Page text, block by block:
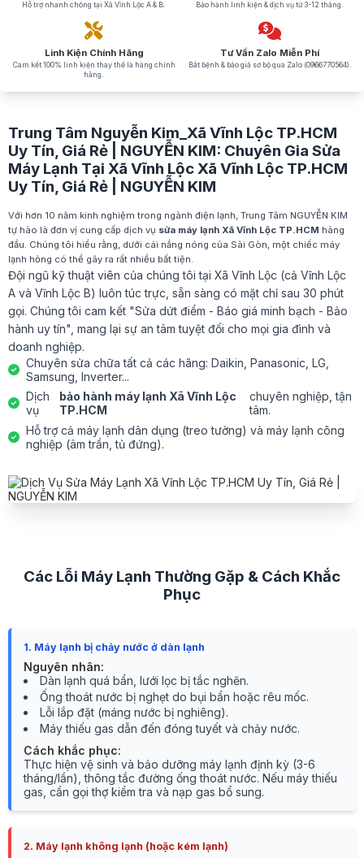
Hỗ trợ nhanh chóng tại Xã Vĩnh Lộc A & B. Bảo hành linh kiện & dịch vụ từ 3-12 tháng.
Linh Kiện Chính Hãng
Cam kết 100% linh kiện thay thế là hàng chính
hãng.
Tư Vấn Zalo Miễn Phí
Bắt bệnh & báo giá sơ bộ qua Zalo (0966770564).
Trung Tâm Nguyễn Kim_Xã Vĩnh Lộc TP.HCM
Uy Tín, Giá Rẻ | NGUYỄN KIM: Chuyên Gia Sửa
Máy Lạnh Tại Xã Vĩnh Lộc Xã Vĩnh Lộc TP.HCM
Uy Tín, Giá Rẻ | NGUYỄN KIM
Với hơn 10 năm kinh nghiệm trong ngành điện lạnh, Trung Tâm NGUYỄN KIM
tự hào là đơn vị cung cấp dịch vụ sửa máy lạnh Xã Vĩnh Lộc TP.HCM hàng
đầu. Chúng tôi hiểu rằng, dưới cái nắng nóng của Sài Gòn, một chiếc máy
lạnh hỏng có thể gây ra rất nhiều bất tiện.
Đội ngũ kỹ thuật viên của chúng tôi tại Xã Vĩnh Lộc (cả Vĩnh Lộc
A và Vĩnh Lộc B) luôn túc trực, sẵn sàng có mặt chỉ sau 30 phút
gọi. Chúng tôi cam kết "Sửa dứt điểm - Báo giá minh bạch - Bảo
hành uy tín", mang lại sự an tâm tuyệt đối cho mọi gia đình và
doanh nghiệp.
Chuyên sửa chữa tất cả các hãng: Daikin, Panasonic, LG,
Samsung, Inverter...
Dịch
vụ
bảo hành máy lạnh Xã Vĩnh Lộc
TP.HCM
chuyên nghiệp, tận
tâm.
Hỗ trợ cả máy lạnh dân dụng (treo tường) và máy lạnh công
nghiệp (âm trần, tủ đứng).
Các Lỗi Máy Lạnh Thường Gặp & Cách Khắc
Phục
1. Máy lạnh bị chảy nước ở dàn lạnh
Nguyên nhân:
Dàn lạnh quá bẩn, lưới lọc bị tắc nghẽn.
Ống thoát nước bị nghẹt do bụi bẩn hoặc rêu mốc.
Lỗi lắp đặt (máng nước bị nghiêng).
Máy thiếu gas dẫn đến đóng tuyết và chảy nước.
Cách khắc phục:
Thực hiện vệ sinh và bảo dưỡng máy lạnh định kỳ (3-6
tháng/lần), thông tắc đường ống thoát nước. Nếu máy thiếu
gas, cần gọi thợ kiểm tra và nạp gas bổ sung.
2. Máy lạnh không lạnh (hoặc kém lạnh)